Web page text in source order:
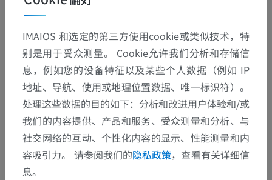
IMAIOS 和选定的第三方使用cookie或类似技术，特
别是用于受众测量。 Cookie允许我们分析和存储信
息，例如您的设备特征以及某些个人数据（例如 IP
地址、导航、使用或地理位置数据、唯一标识符）。
处理这些数据的目的如下：分析和改进用户体验和/或
我们的内容提供、产品和服务、受众测量和分析、与
社交网络的互动、个性化内容的显示、性能测量和内
容吸引力。 请参阅我们的隐私政策，查看有关详细信
息。